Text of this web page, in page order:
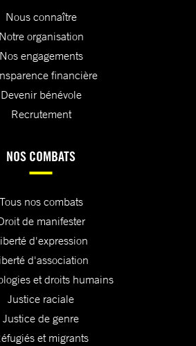
Nous connaître
Notre organisation
Nos engagements
financière
Devenir bénévole
Recrutement
NOS COMBATS
Tous nos combats
de manifester
d'expression
d'association
et droits humains
Justice raciale
Justice de genre
et migrants